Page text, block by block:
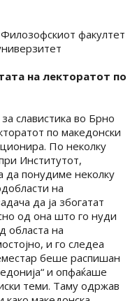
факултет
на лекторатот по
славистика во Брно
по македонски
По неколку
Институтот,
да понудиме неколку
на
да ја збогатат
од она што го нуди
областа на
и го следеа
беше распишан
и опфаќаше
теми. Таму одржав